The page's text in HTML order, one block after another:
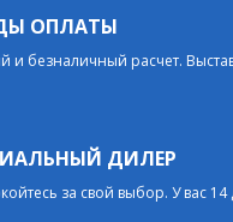
ОПЛАТЫ
и безналичный расчет.
ДИЛЕР
за свой выбор. У вас